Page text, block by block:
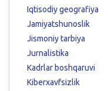
Iqtisodiy geografiya
Jamiyatshunoslik
Jismoniy tarbiya
Jurnalistika
Kadrlar boshqaruvi
Kiberxavfsizlik